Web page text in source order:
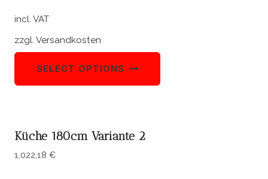
incl. VAT
zzgl. Versandkosten
SELECT OPTIONS
Küche 180cm Variante 2
1.022,18 €